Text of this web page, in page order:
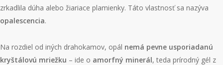
zrkadlila dúha alebo žiariace plamienky. Táto vlastnosť sa nazýva
opalescencia.
Na rozdiel od iných drahokamov, opál nemá pevne usporiadanú
kryštálovú mriežku – ide o amorfný minerál, teda prírodný gél z